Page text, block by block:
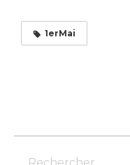
1erMai
Rechercher